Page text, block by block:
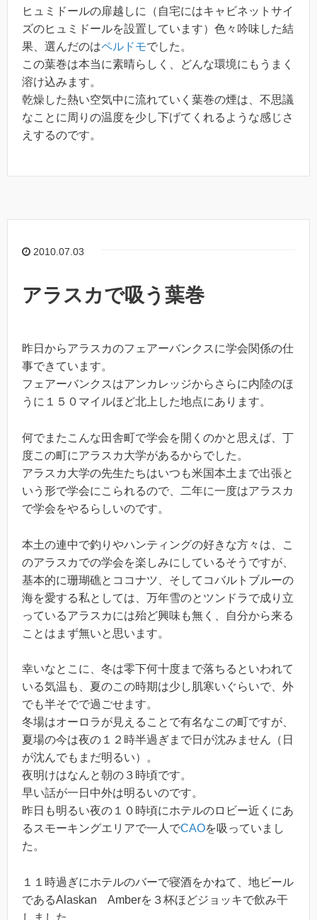
ヒュミドールの扉越しに（自宅にはキャビネットサイ
ズのヒュミドールを設置しています）色々吟味した結
果、選んだのはペルドモでした。
この葉巻は本当に素晴らしく、どんな環境にもうまく
溶け込みます。
乾燥した熱い空気中に流れていく葉巻の煙は、不思議
なことに周りの温度を少し下げてくれるような感じさ
えするのです。
2010.07.03
アラスカで吸う葉巻
昨日からアラスカのフェアーバンクスに学会関係の仕
事できています。
フェアーバンクスはアンカレッジからさらに内陸のほ
うに１５０マイルほど北上した地点にあります。
何でまたこんな田舎町で学会を開くのかと思えば、丁
度この町にアラスカ大学があるからでした。
アラスカ大学の先生たちはいつも米国本土まで出張と
いう形で学会にこられるので、二年に一度はアラスカ
で学会をやるらしいのです。
本土の連中で釣りやハンティングの好きな方々は、こ
のアラスカでの学会を楽しみにしているそうですが、
基本的に珊瑚礁とココナツ、そしてコバルトブルーの
海を愛する私としては、万年雪のとツンドラで成り立
っているアラスカには殆ど興味も無く、自分から来る
ことはまず無いと思います。
幸いなとこに、冬は零下何十度まで落ちるといわれて
いる気温も、夏のこの時期は少し肌寒いぐらいで、外
でも半そでで過ごせます。
冬場はオーロラが見えることで有名なこの町ですが、
夏場の今は夜の１２時半過ぎまで日が沈みません（日
が沈んでもまだ明るい）。
夜明けはなんと朝の３時頃です。
早い話が一日中外は明るいのです。
昨日も明るい夜の１０時頃にホテルのロビー近くにあ
るスモーキングエリアで一人でCAOを吸っていまし
た。
１１時過ぎにホテルのバーで寝酒をかねて、地ビール
であるAlaskan Amberを３杯ほどジョッキで飲み干
しました。